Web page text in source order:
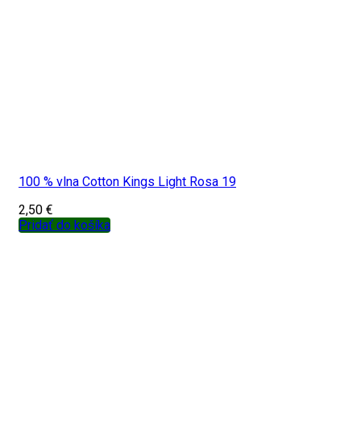
100 % vlna Cotton Kings Light Rosa 19
2,50 €
Pridať do košíka